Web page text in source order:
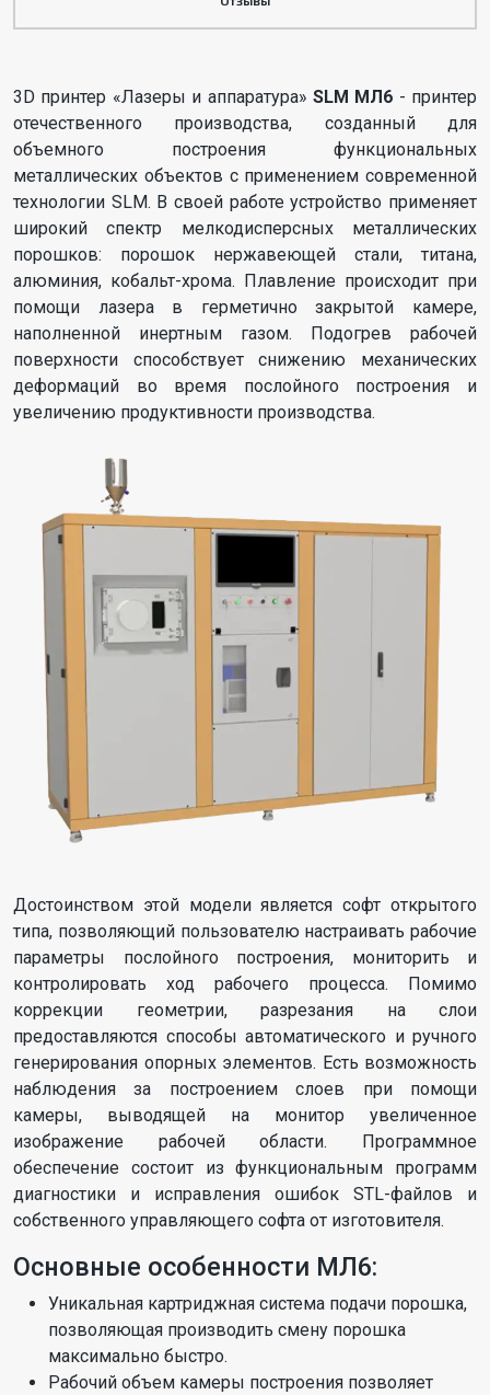
3D принтер «Лазеры и аппаратура» SLM МЛ6 - принтер
отечественного производства, созданный для
объемного построения функциональных
металлических объектов с применением современной
технологии SLM. В своей работе устройство применяет
широкий спектр мелкодисперсных металлических
порошков: порошок нержавеющей стали, титана,
алюминия, кобальт-хрома. Плавление происходит при
помощи лазера в герметично закрытой камере,
наполненной инертным газом. Подогрев рабочей
поверхности способствует снижению механических
деформаций во время послойного построения и
увеличению продуктивности производства.
Достоинством этой модели является софт открытого
типа, позволяющий пользователю настраивать рабочие
параметры послойного построения, мониторить и
контролировать ход рабочего процесса. Помимо
коррекции геометрии, разрезания на слои
предоставляются способы автоматического и ручного
генерирования опорных элементов. Есть возможность
наблюдения за построением слоев при помощи
камеры, выводящей на монитор увеличенное
изображение рабочей области. Программное
обеспечение состоит из функциональным программ
диагностики и исправления ошибок STL-файлов и
собственного управляющего софта от изготовителя.
Основные особенности МЛ6:
Уникальная картриджная система подачи порошка,
позволяющая производить смену порошка
максимально быстро.
Рабочий объем камеры построения позволяет